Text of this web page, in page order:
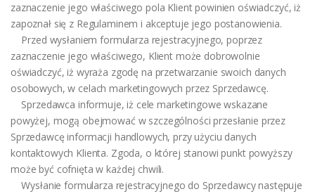
zaznaczenie jego właściwego pola Klient powinien oświadczyć, iż
zapoznał się z Regulaminem i akceptuje jego postanowienia.
Przed wysłaniem formularza rejestracyjnego, poprzez
zaznaczenie jego właściwego, Klient może dobrowolnie
oświadczyć, iż wyraża zgodę na przetwarzanie swoich danych
osobowych, w celach marketingowych przez Sprzedawcę.
Sprzedawca informuje, iż cele marketingowe wskazane
powyżej, mogą obejmować w szczególności przesłanie przez
Sprzedawcę informacji handlowych, przy użyciu danych
kontaktowych Klienta. Zgoda, o której stanowi punkt powyższy
może być cofnięta w każdej chwili.
Wysłanie formularza rejestracyjnego do Sprzedawcy następuje